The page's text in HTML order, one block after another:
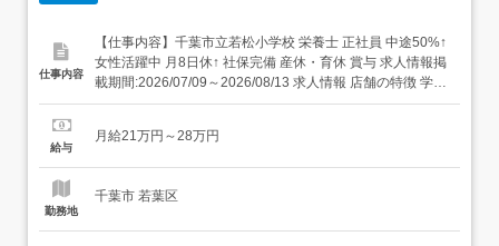
仕事内容
【仕事内容】千葉市立若松小学校 栄養士 正社員 中途50%↑
女性活躍中 月8日休↑ 社保完備 産休・育休 賞与 求人情報掲
載期間:2026/07/09～2026/08/13 求人情報 店舗の特徴 学校
給食 住 所 千葉県 千葉市若葉区 若松町360-1 交 通 JR総武
勤...
給与
月給21万円～28万円
勤務地
千葉市 若葉区